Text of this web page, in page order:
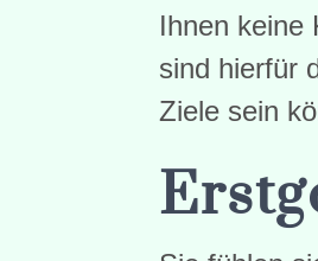
Ihnen keine
sind hierfür
Ziele sein